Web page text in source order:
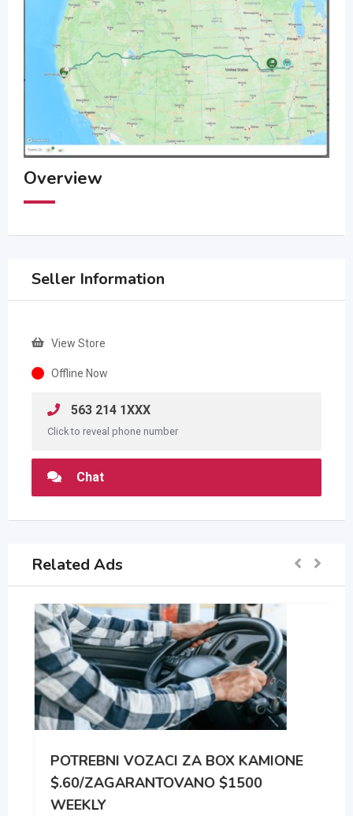
Overview
Seller Information
View Store
Offline Now
563 214 1XXX
Click to reveal phone number
Chat
Related Ads
POTREBNI VOZACI ZA BOX KAMIONE
$.60/ZAGARANTOVANO $1500
WEEKLY